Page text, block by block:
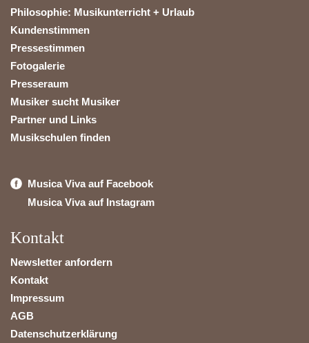
Philosophie: Musikunterricht + Urlaub
Kundenstimmen
Pressestimmen
Fotogalerie
Presseraum
Musiker sucht Musiker
Partner und Links
Musikschulen finden
Musica Viva auf Facebook
Musica Viva auf Instagram
Kontakt
Newsletter anfordern
Kontakt
Impressum
AGB
Datenschutzerklärung